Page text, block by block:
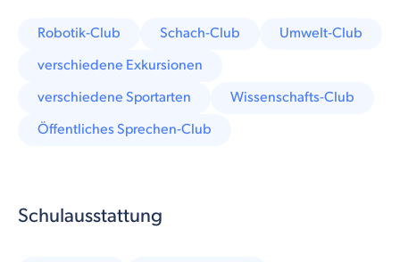
Robotik-Club Schach-Club
Umwelt-Club
verschiedene Exkursionen
verschiedene Sportarten
Wissenschafts-Club
Öffentliches Sprechen-Club
Schulausstattung